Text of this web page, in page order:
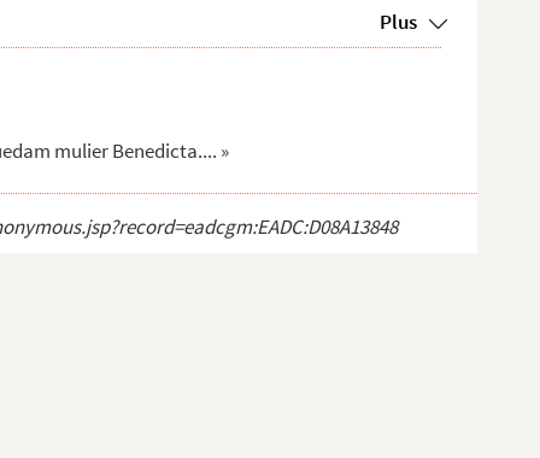
Plus
mulier Benedicta.... »